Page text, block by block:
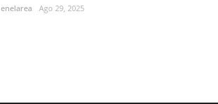
enelarea Ago 29, 2025